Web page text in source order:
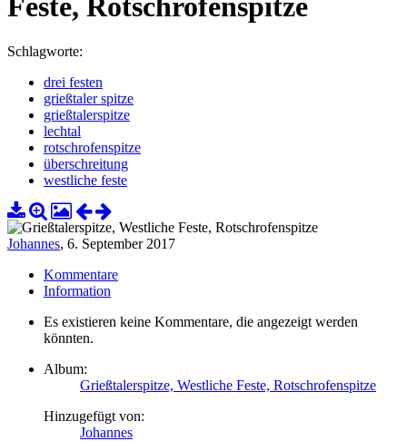
Schlagworte:
drei festen
grießtaler spitze
grießtalerspitze
lechtal
rotschrofenspitze
überschreitung
westliche feste
Johannes, 6. September 2017
Kommentare
Information
Es existieren keine Kommentare, die angezeigt werden
könnten.
Album:
Grießtalerspitze, Westliche Feste, Rotschrofenspitze
Hinzugefügt von:
Johannes